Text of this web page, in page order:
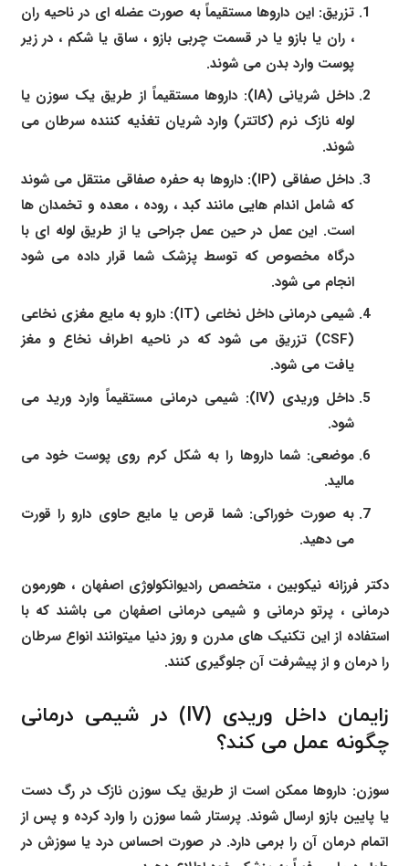
تزریق: این داروها مستقیماً به صورت عضله ای در ناحیه ران
، ران یا بازو یا در قسمت چربی بازو ، ساق یا شکم ، در زیر
پوست وارد بدن می شوند.
داخل شریانی (IA): داروها مستقیماً از طریق یک سوزن یا
لوله نازک نرم (کاتتر) وارد شریان تغذیه کننده سرطان می
شوند.
داخل صفاقی (IP): داروها به حفره صفاقی منتقل می شوند
که شامل اندام هایی مانند کبد ، روده ، معده و تخمدان ها
است. این عمل در حین عمل جراحی یا از طریق لوله ای با
درگاه مخصوص که توسط پزشک شما قرار داده می شود
انجام می شود.
شیمی درمانی داخل نخاعی (IT): دارو به مایع مغزی نخاعی
(CSF) تزریق می شود که در ناحیه اطراف نخاع و مغز
یافت می شود.
داخل وریدی (IV): شیمی درمانی مستقیماً وارد ورید می
شود.
موضعی: شما داروها را به شکل کرم روی پوست خود می
مالید.
به صورت خوراکی: شما قرص یا مایع حاوی دارو را قورت
می دهید.
دکتر فرزانه نیکوبین ، متخصص رادیوانکولوژی اصفهان ، هورمون
درمانی ، پرتو درمانی و شیمی درمانی اصفهان می باشند که با
استفاده از این تکنیک های مدرن و روز دنیا میتوانند انواع سرطان
را درمان و از پیشرفت آن جلوگیری کنند.
زایمان داخل وریدی (IV) در شیمی درمانی
چگونه عمل می کند؟
سوزن: داروها ممکن است از طریق یک سوزن نازک در رگ دست
یا پایین بازو ارسال شوند. پرستار شما سوزن را وارد کرده و پس از
اتمام درمان آن را برمی دارد. در صورت احساس درد یا سوزش در